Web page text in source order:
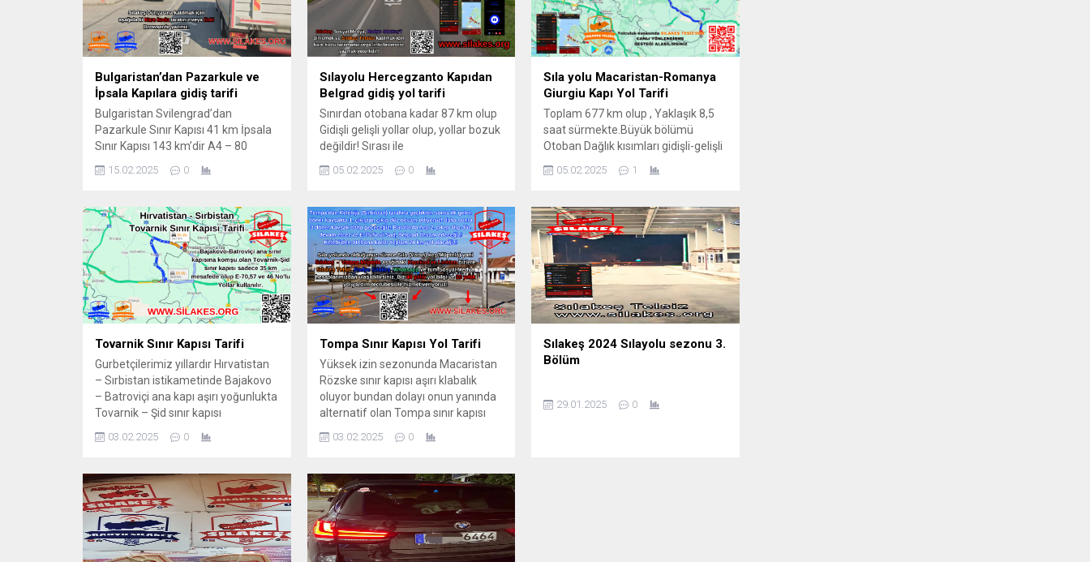
sizlere bu konuda birebir yardımcı
olunmakta ve bilgi verilmektedir....
Sılayolu Yol trafik bilgilerini...
boyunca 24 saat Müzik, Sınır kapı
bilgileri ve Sılayolu Yol...
Bulgaristan’dan Pazarkule ve
İpsala Kapılara gidiş tarifi
Bulgaristan Svilengrad’dan
Pazarkule Sınır Kapısı 41 km İpsala
Sınır Kapısı 143 km’dir A4 – 80
kullanılmaktadır. Bulgaristan
geçilmektedir! Seyehat edeceğiniz
zaman Pasaportunuzdan sonra
mutlaka Sılakeş Aplikasyonlarını
indirmeniz. Radyo Sılakeş’de Yol
boyunca 24 saat Müzik, Sınır kapı
bilgileri ve Sılayolu Yol trafik
bilgilerini...
15.02.2025 0
Sılayolu Hercegzanto Kapıdan
Belgrad gidiş yol tarifi
Sınırdan otobana kadar 87 km olup
Gidişli gelişli yollar olup, yollar bozuk
değildir! Sırası ile
istikameti olan 15 no’lu yoldan
Sılakeş’i dinlemek ve Sılakeş Telsize
katılmak için kare kodu taramanız
veya linki browsere yazmak
yeterlidir!
05.02.2025 0
Sıla yolu Macaristan-Romanya
Giurgiu Kapı Yol Tarifi
Toplam 677 km olup , Yaklaşık 8,5
saat sürmekte.Büyük bölümü
Otoban Dağlık kısımları gidişli-gelişli
05.02.2025 1
Tovarnik Sınır Kapısı Tarifi
Gurbetçilerimiz yıllardır Hırvatistan
– Sırbistan istikametinde Bajakovo
– Batroviçi ana kapı aşırı yoğunlukta
Tovarnik – Şid sınır kapısı
olarak bilmeyenler için ufak bir
sezonunda sizleri Radyo Sılakeş ve
Sılakeş Telsiz’ede bekliyoruz.
03.02.2025 0
Tompa Sınır Kapısı Yol Tarifi
Yüksek izin sezonunda Macaristan
Rözske sınır kapısı aşırı klabalık
oluyor bundan dolayı onun yanında
alternatif olan Tompa sınır kapısı
Sırbistana açılan 2. büyük kapı.
dedik. Canlı anlık bilgi almak için
Sılakeş Telsiz ve Radyo Sılakeş’i
indirmeyi unutmayınız.
03.02.2025 0
Sılakeş 2024 Sılayolu sezonu 3.
Bölüm
29.01.2025 0